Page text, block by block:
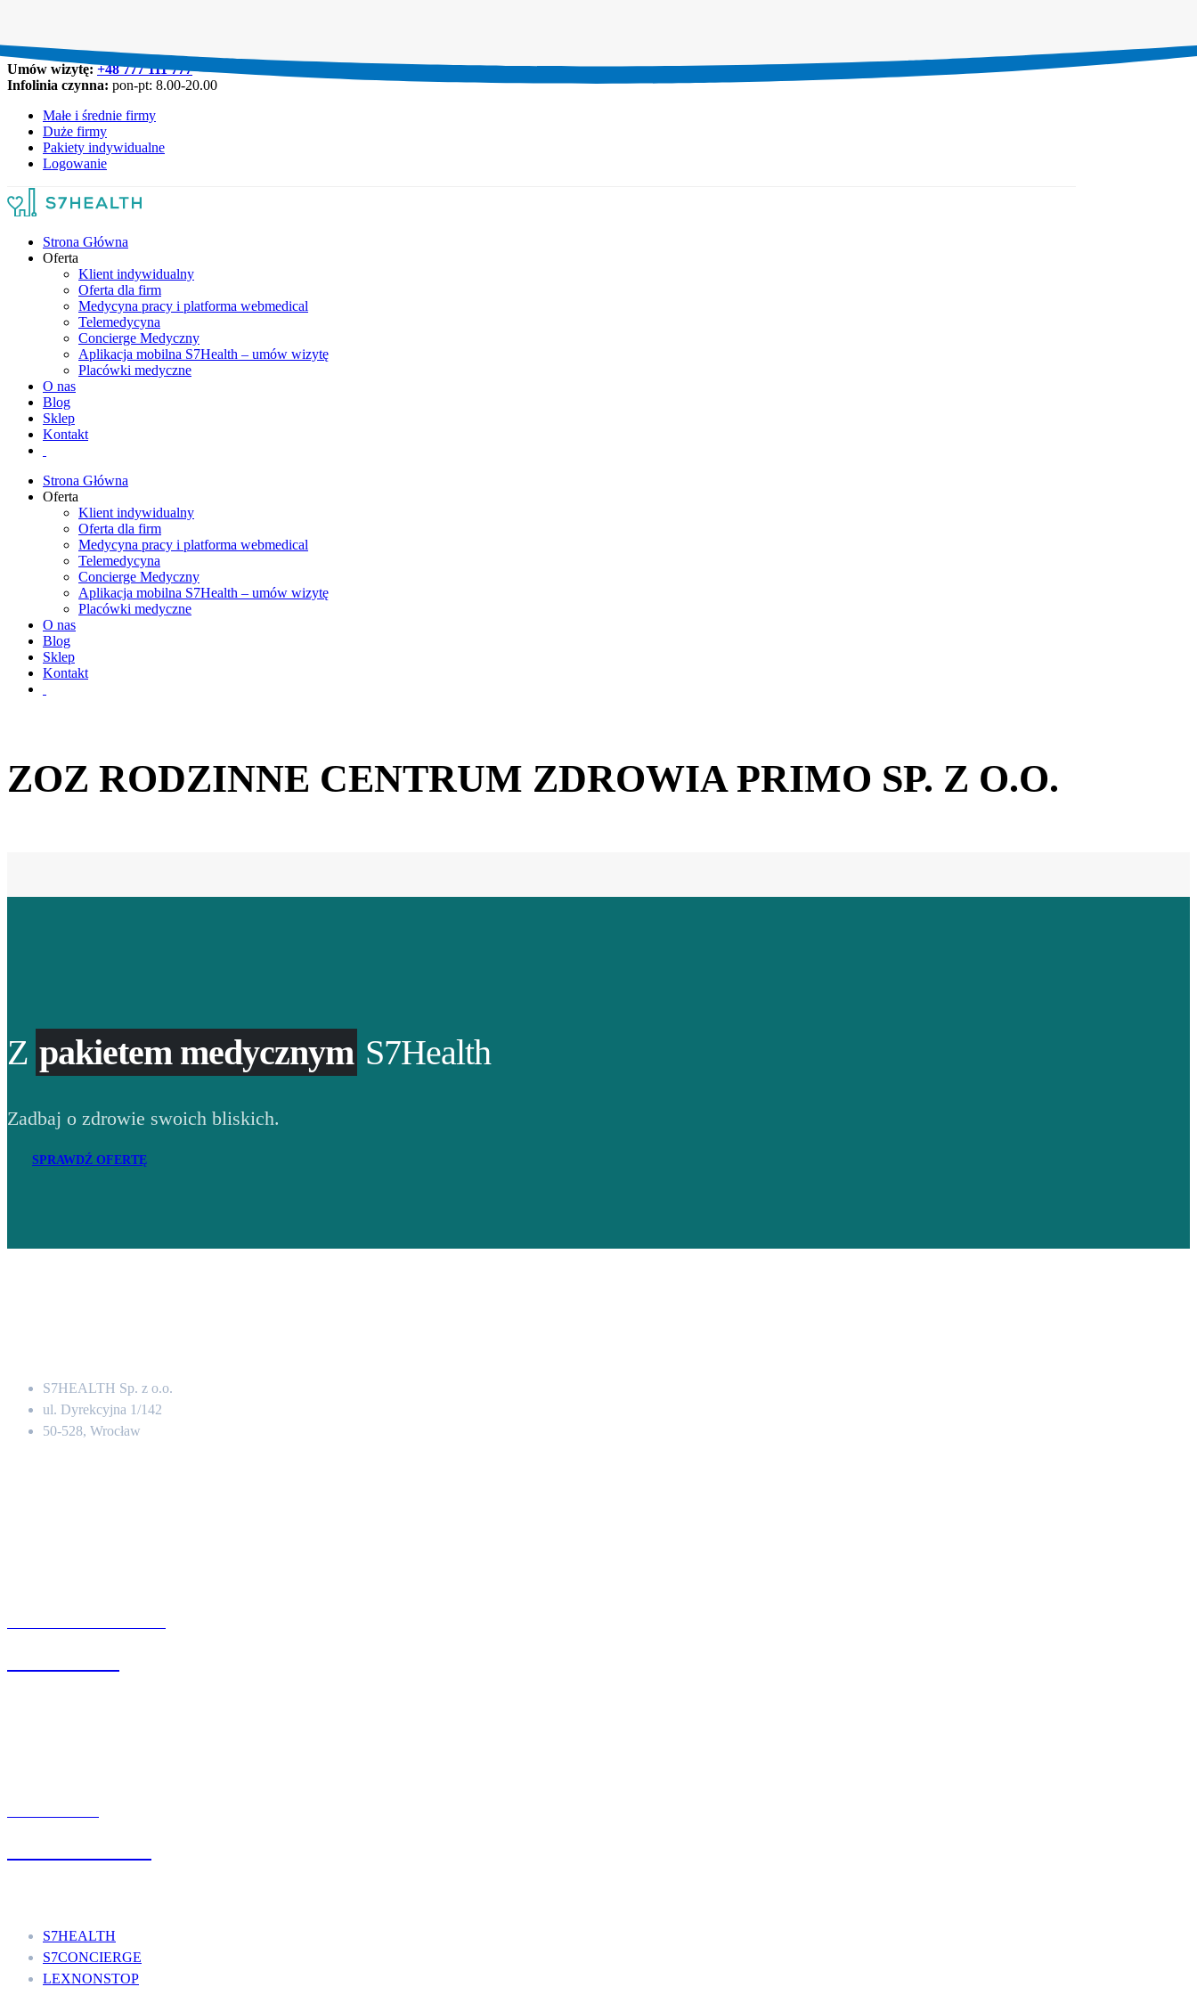
Umów wizytę:+48 777 111 777
Infolinia czynna: pon-pt: 8.00-20.00
Małe i średnie firmy
Duże firmy
Pakiety indywidualne
Logowanie
Strona Główna
Oferta
Klient indywidualny
Oferta dla firm
Medycyna pracy i platforma webmedical
Telemedycyna
Concierge Medyczny
Aplikacja mobilna S7Health – umów wizytę
Placówki medyczne
O nas
Blog
Sklep
Kontakt
Strona Główna
Oferta
Klient indywidualny
Oferta dla firm
Medycyna pracy i platforma webmedical
Telemedycyna
Concierge Medyczny
Aplikacja mobilna S7Health – umów wizytę
Placówki medyczne
O nas
Blog
Sklep
Kontakt
ZOZ RODZINNE CENTRUM ZDROWIA PRIMO SP. Z O.O.
Z pakietem medycznym S7Health
Zadbaj o zdrowie swoich bliskich.
SPRAWDŹ OFERTĘ
S7HEALTH Sp. z o.o.
ul. Dyrekcyjna 1/142
50-528, Wrocław
S7HEALTH
S7CONCIERGE
LEXNONSTOP